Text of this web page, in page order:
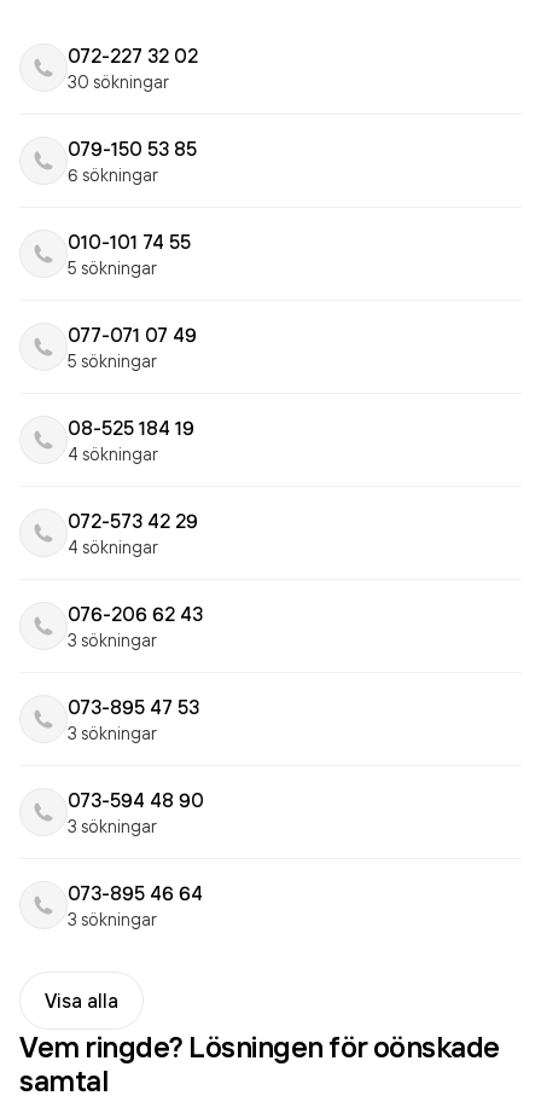
072-227 32 02
30 sökningar
079-150 53 85
6 sökningar
010-101 74 55
5 sökningar
077-071 07 49
5 sökningar
08-525 184 19
4 sökningar
072-573 42 29
4 sökningar
076-206 62 43
3 sökningar
073-895 47 53
3 sökningar
073-594 48 90
3 sökningar
073-895 46 64
3 sökningar
Visa alla
Vem ringde? Lösningen för oönskade
samtal